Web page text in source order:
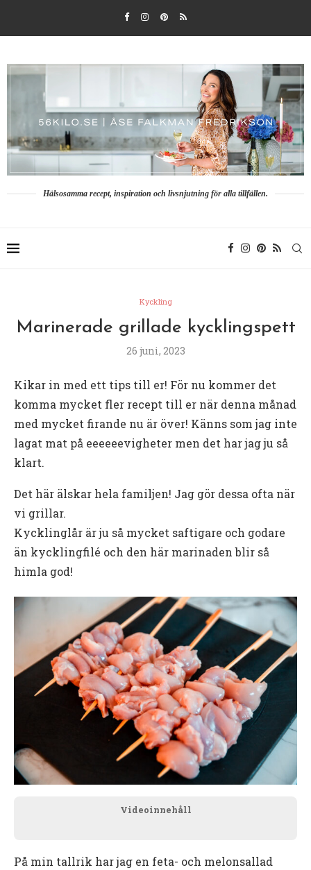
Hälsosamma recept, inspiration och livsnjutning för alla tillfällen.
Kyckling
Marinerade grillade kycklingspett
26 juni, 2023
Kikar in med ett tips till er! För nu kommer det
komma mycket fler recept till er när denna månad
med mycket firande nu är över! Känns som jag inte
lagat mat på eeeeeevigheter men det har jag ju så
klart.
Det här älskar hela familjen! Jag gör dessa ofta när
vi grillar.
Kycklinglår är ju så mycket saftigare och godare
än kycklingfilé och den här marinaden blir så
himla god!
Videoinnehåll
På min tallrik har jag en feta- och melonsallad